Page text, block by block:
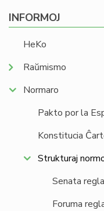
INFORMOJ
HeKo
Raŭmismo
Normaro
Pakto por la
Konstitucia
Strukturaj
Senata
Foruma